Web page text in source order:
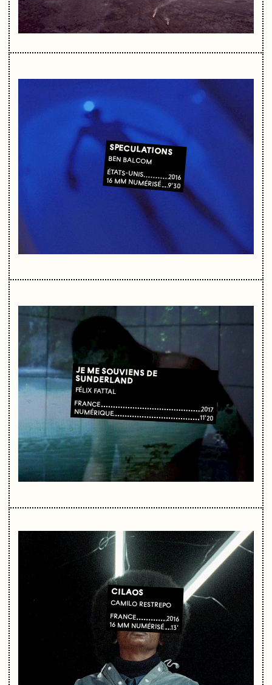
SPECULATIONS
BEN BALCOM
ÉTATS-UNIS 2016
16 MM NUMÉRISÉ 9'30
JE ME SOUVIENS DE
SUNDERLAND
FÉLIX FATTAL
FRANCE
2017
NUMÉRIQUE
11'20
CILAOS
CAMILO RESTREPO
FRANCE 2016
16 MM NUMÉRISÉ 13'